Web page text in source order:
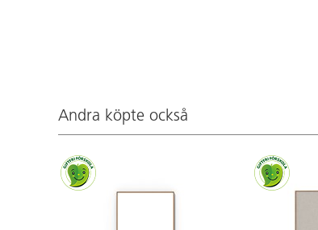
Andra köpte också